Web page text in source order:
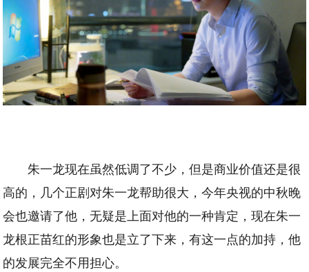
朱一龙现在虽然低调了不少，但是商业价值还是很
高的，几个正剧对朱一龙帮助很大，今年央视的中秋晚
会也邀请了他，无疑是上面对他的一种肯定，现在朱一
龙根正苗红的形象也是立了下来，有这一点的加持，他
的发展完全不用担心。